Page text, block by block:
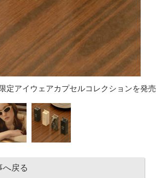
定アイウェアカプセルコレクションを発売
へ戻る